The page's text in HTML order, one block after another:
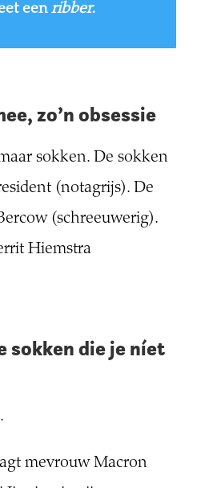
een ribber.
zo’n obsessie
sokken. De sokken
(notagrijs). De
(schreeuwerig).
Hiemstra
sokken die je níet
mevrouw Macron